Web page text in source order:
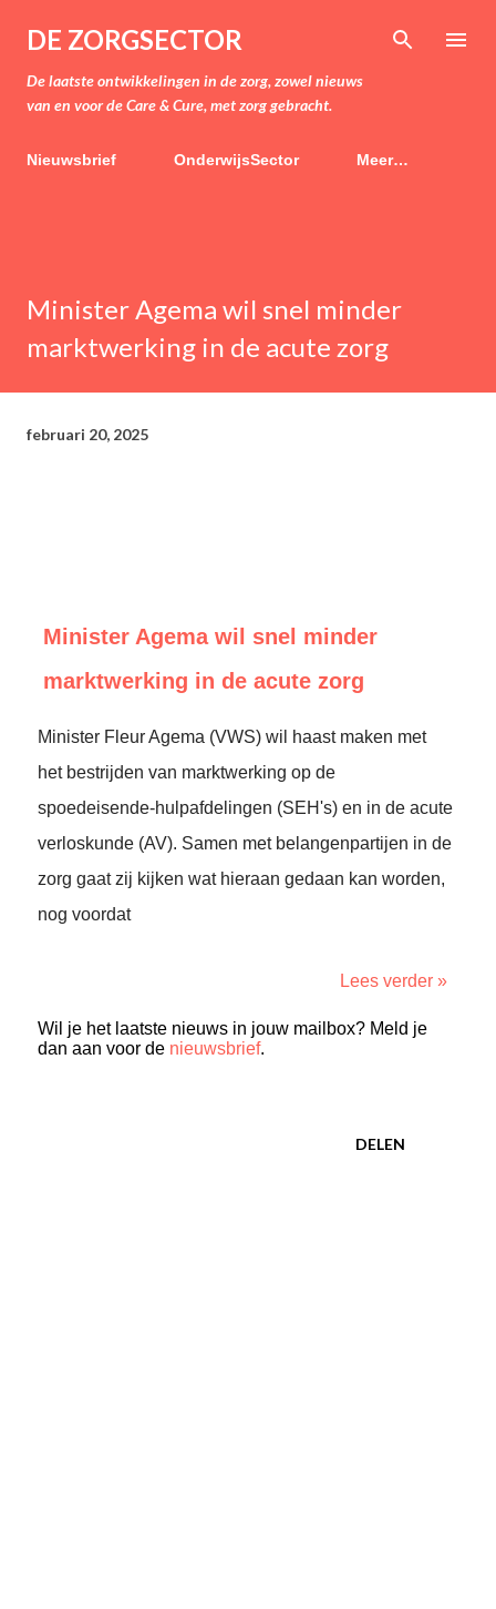
Doorgaan naar hoofdcontent
DE ZORGSECTOR
De laatste ontwikkelingen in de zorg, zowel nieuws
van en voor de Care & Cure, met zorg gebracht.
Nieuwsbrief OnderwijsSector Meer…
Minister Agema wil snel minder
marktwerking in de acute zorg
februari 20, 2025
Minister Agema wil snel minder
marktwerking in de acute zorg
Minister Fleur Agema (VWS) wil haast maken met
het bestrijden van marktwerking op de
spoedeisende-hulpafdelingen (SEH's) en in de acute
verloskunde (AV). Samen met belangenpartijen in de
zorg gaat zij kijken wat hieraan gedaan kan worden,
nog voordat
Lees verder »
Wil je het laatste nieuws in jouw mailbox? Meld je
dan aan voor de nieuwsbrief.
DELEN